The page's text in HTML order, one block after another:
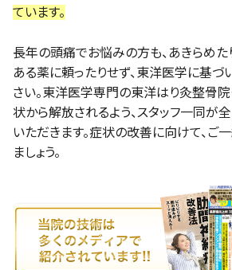
ています。
長年の頭痛でお悩みの方も、あきらめた
ある薬に頼ったりせず、東洋医学に基づ
さい。東洋医学専門の東洋はり灸整骨
状から解放されるよう、スタッフ一同が
いただきます。症状の改善に向けて、ご
ましょう。